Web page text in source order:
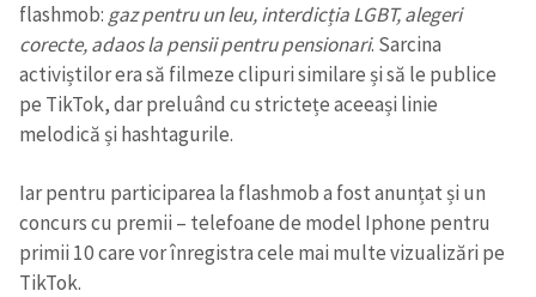
flashmob: gaz pentru un leu, interdicția LGBT, alegeri
corecte, adaos la pensii pentru pensionari. Sarcina
activiștilor era să filmeze clipuri similare și să le publice
pe TikTok, dar preluând cu strictețe aceeași linie
melodică și hashtagurile.
Iar pentru participarea la flashmob a fost anunțat și un
concurs cu premii – telefoane de model Iphone pentru
primii 10 care vor înregistra cele mai multe vizualizări pe
TikTok.